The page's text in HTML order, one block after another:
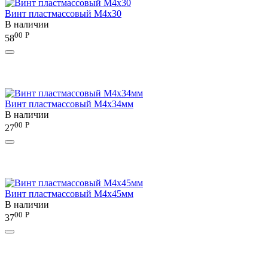
Винт пластмассовый M4x30
В наличии
5800 Р
Винт пластмассовый M4x34мм
В наличии
2700 Р
Винт пластмассовый M4x45мм
В наличии
3700 Р